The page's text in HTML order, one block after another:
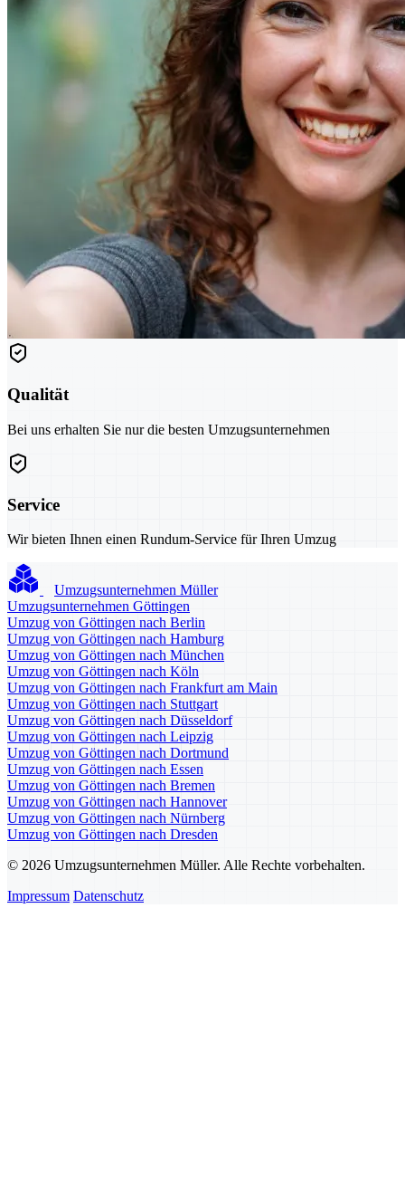
Qualität
Bei uns erhalten Sie nur die besten Umzugsunternehmen
Service
Wir bieten Ihnen einen Rundum-Service für Ihren Umzug
Umzugsunternehmen Müller
Umzugsunternehmen Göttingen
Umzug von Göttingen nach Berlin
Umzug von Göttingen nach Hamburg
Umzug von Göttingen nach München
Umzug von Göttingen nach Köln
Umzug von Göttingen nach Frankfurt am Main
Umzug von Göttingen nach Stuttgart
Umzug von Göttingen nach Düsseldorf
Umzug von Göttingen nach Leipzig
Umzug von Göttingen nach Dortmund
Umzug von Göttingen nach Essen
Umzug von Göttingen nach Bremen
Umzug von Göttingen nach Hannover
Umzug von Göttingen nach Nürnberg
Umzug von Göttingen nach Dresden
© 2026 Umzugsunternehmen Müller. Alle Rechte vorbehalten.
Impressum Datenschutz